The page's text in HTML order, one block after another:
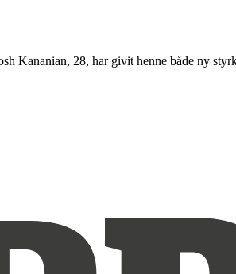
Kananian, 28, har givit henne både ny